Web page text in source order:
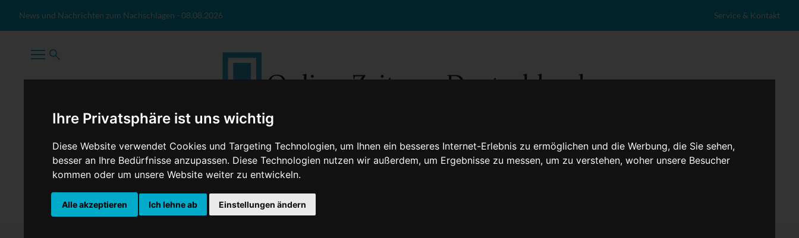
Ihre Privatsphäre ist uns wichtig
Diese Website verwendet Cookies und Targeting Technologien, um Ihnen ein besseres Internet-Erlebnis zu ermöglichen und die Werbung, die Sie sehen,
besser an Ihre Bedürfnisse anzupassen. Diese Technologien nutzen wir außerdem, um Ergebnisse zu messen, um zu verstehen, woher unsere Besucher
kommen oder um unsere Website weiter zu entwickeln.
Alle akzeptieren Ich lehne ab Einstellungen ändern
News und Nachrichten zum Nachschlagen - 08.08.2026 Service & Kontakt
TopNews Politik Sport Wirtschaft Firmennews Gesellschaft